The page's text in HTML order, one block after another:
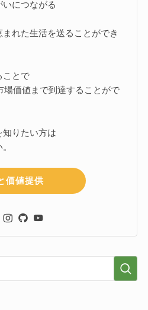
につながる
れた生活を送ることができ
ことで
場価値まで到達することがで
知りたい方は
価値提供